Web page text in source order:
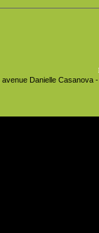
avenue Danielle